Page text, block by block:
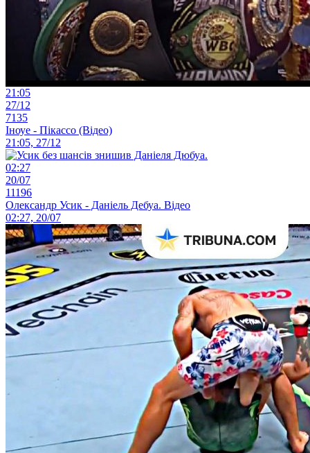
21:05
27/12
7135
Іноуе - Пікассо (Відео)
21:05, 27/12
02:27
20/07
11196
Олександр Усик - Даніель Дебуа. Відео
02:27, 20/07